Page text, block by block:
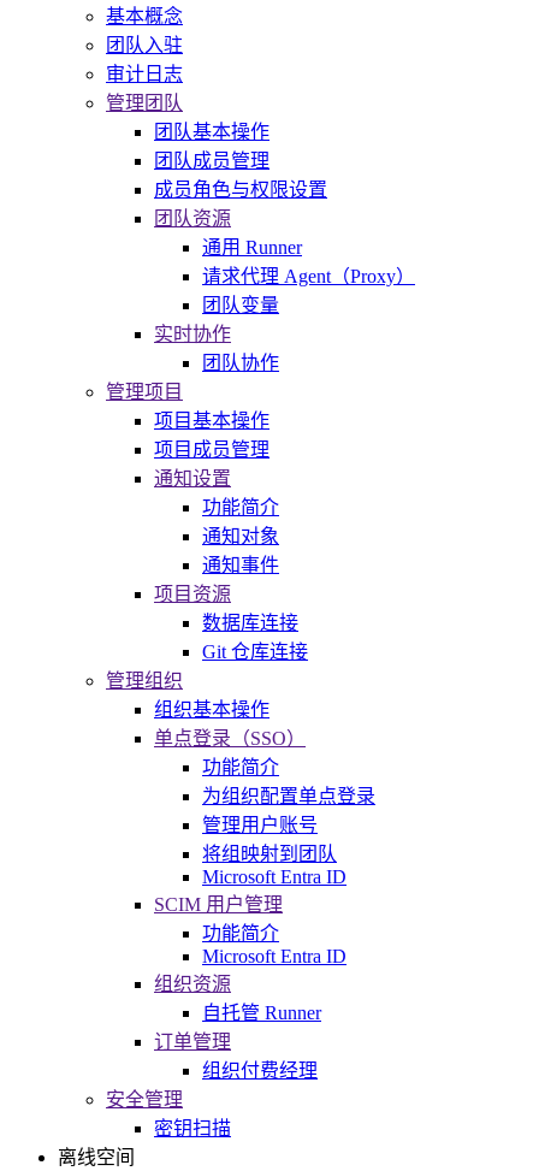
基本概念
团队入驻
审计日志
管理团队
团队基本操作
团队成员管理
成员角色与权限设置
团队资源
通用 Runner
请求代理 Agent（Proxy）
团队变量
实时协作
团队协作
管理项目
项目基本操作
项目成员管理
通知设置
功能简介
通知对象
通知事件
项目资源
数据库连接
Git 仓库连接
管理组织
组织基本操作
单点登录（SSO）
功能简介
为组织配置单点登录
管理用户账号
将组映射到团队
Microsoft Entra ID
SCIM 用户管理
功能简介
Microsoft Entra ID
组织资源
自托管 Runner
订单管理
组织付费经理
安全管理
密钥扫描
离线空间